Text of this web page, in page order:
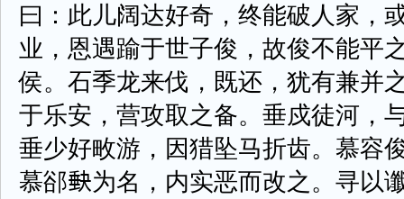
曰：此儿阔达好奇，终能破人家，
业，恩遇踰于世子俊，故俊不能平
侯。石季龙来伐，既还，犹有兼并
于乐安，营攻取之备。垂戍徒河，
垂少好畋游，因猎坠马折齿。慕容
慕郤𡙇为名，内实恶而改之。寻以